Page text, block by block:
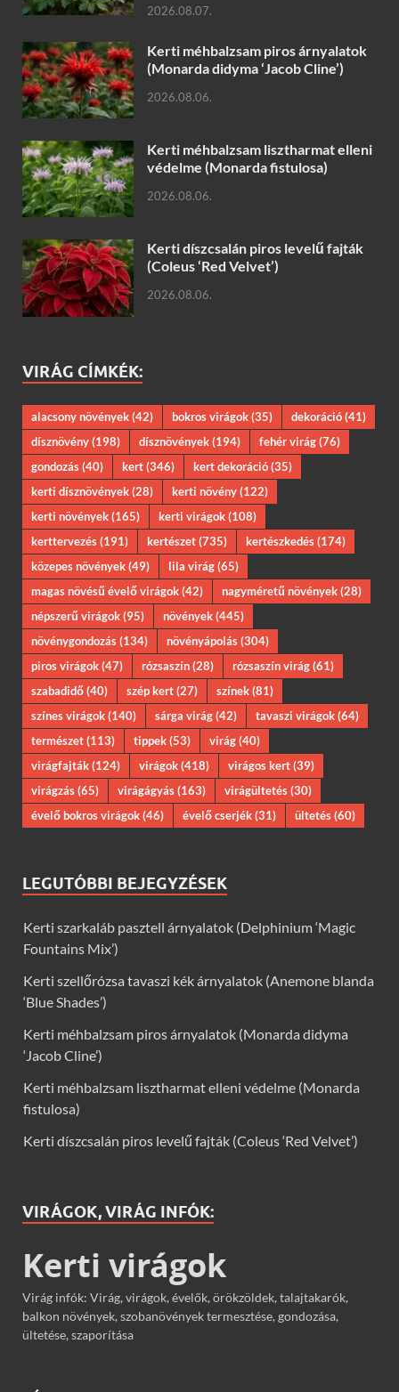
2026.08.07.
Kerti méhbalzsam piros árnyalatok
(Monarda didyma ‘Jacob Cline’)
2026.08.06.
Kerti méhbalzsam lisztharmat elleni
védelme (Monarda fistulosa)
2026.08.06.
Kerti díszcsalán piros levelű fajták
(Coleus ‘Red Velvet’)
2026.08.06.
VIRÁG CÍMKÉK:
alacsony növények(42) bokros virágok(35) dekoráció(41)
dísznövény(198) dísznövények(194) fehér virág(76)
gondozás(40) kert(346) kert dekoráció(35)
kerti dísznövények(28) kerti növény(122)
kerti növények(165) kerti virágok(108)
kerttervezés(191) kertészet(735) kertészkedés(174)
közepes növények(49) lila virág(65)
magas növésű évelő virágok(42) nagyméretű növények(28)
népszerű virágok(95) növények(445)
növénygondozás(134) növényápolás(304)
piros virágok(47) rózsaszín(28) rózsaszín virág(61)
szabadidő(40) szép kert(27) színek(81)
színes virágok(140) sárga virág(42) tavaszi virágok(64)
természet(113) tippek(53) virág(40)
virágfajták(124) virágok(418) virágos kert(39)
virágzás(65) virágágyás(163) virágültetés(30)
évelő bokros virágok(46) évelő cserjék(31) ültetés(60)
LEGUTÓBBI BEJEGYZÉSEK
Kerti szarkaláb pasztell árnyalatok (Delphinium ‘Magic
Fountains Mix’)
Kerti szellőrózsa tavaszi kék árnyalatok (Anemone blanda
‘Blue Shades’)
Kerti méhbalzsam piros árnyalatok (Monarda didyma
‘Jacob Cline’)
Kerti méhbalzsam lisztharmat elleni védelme (Monarda
fistulosa)
Kerti díszcsalán piros levelű fajták (Coleus ‘Red Velvet’)
VIRÁGOK, VIRÁG INFÓK:
Kerti virágok
Virág infók: Virág, virágok, évelők, örökzöldek, talajtakarók,
balkon növények, szobanövények termesztése, gondozása,
ültetése, szaporítása